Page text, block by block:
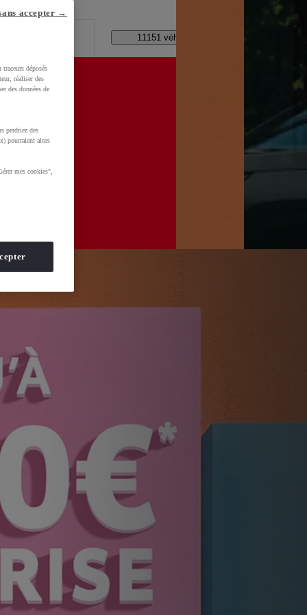
?
11151 véhicules disponibles
déposés
réaliser des
des données de
perdriez des
pourraient alors
mes cookies",
accepter →